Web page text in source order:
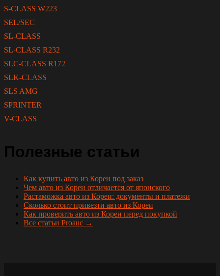
S-CLASS W223
SEL/SEC
SL-CLASS
SL-CLASS R232
SLC-CLASS R172
SLK-CLASS
SLS AMG
SPRINTER
V-CLASS
Полезные статьи
Как купить авто из Кореи под заказ
Чем авто из Кореи отличается от японского
Растаможка авто из Кореи: документы и платежи
Сколько стоит привезти авто из Кореи
Как проверить авто из Кореи перед покупкой
Все статьи Proauc →